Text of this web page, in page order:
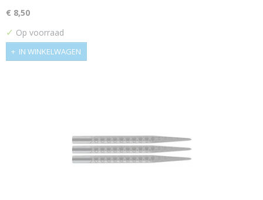
€ 8,50
✓ Op voorraad
IN WINKELWAGEN